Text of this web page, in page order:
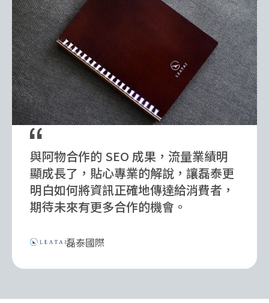
與阿物合作的 SEO 成果，流量業績明
顯成長了，貼心專業的解說，讓磊泰更
明白如何將資訊正確地傳達給消費者，
期待未來有更多合作的機會。
磊泰國際